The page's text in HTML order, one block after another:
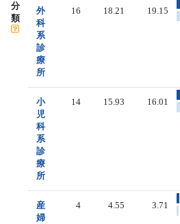
分
類
外
科
系
診
療
所
16 18.21 19.15
小
児
科
系
診
療
所
14 15.93 16.01
産
婦
4 4.55 3.71